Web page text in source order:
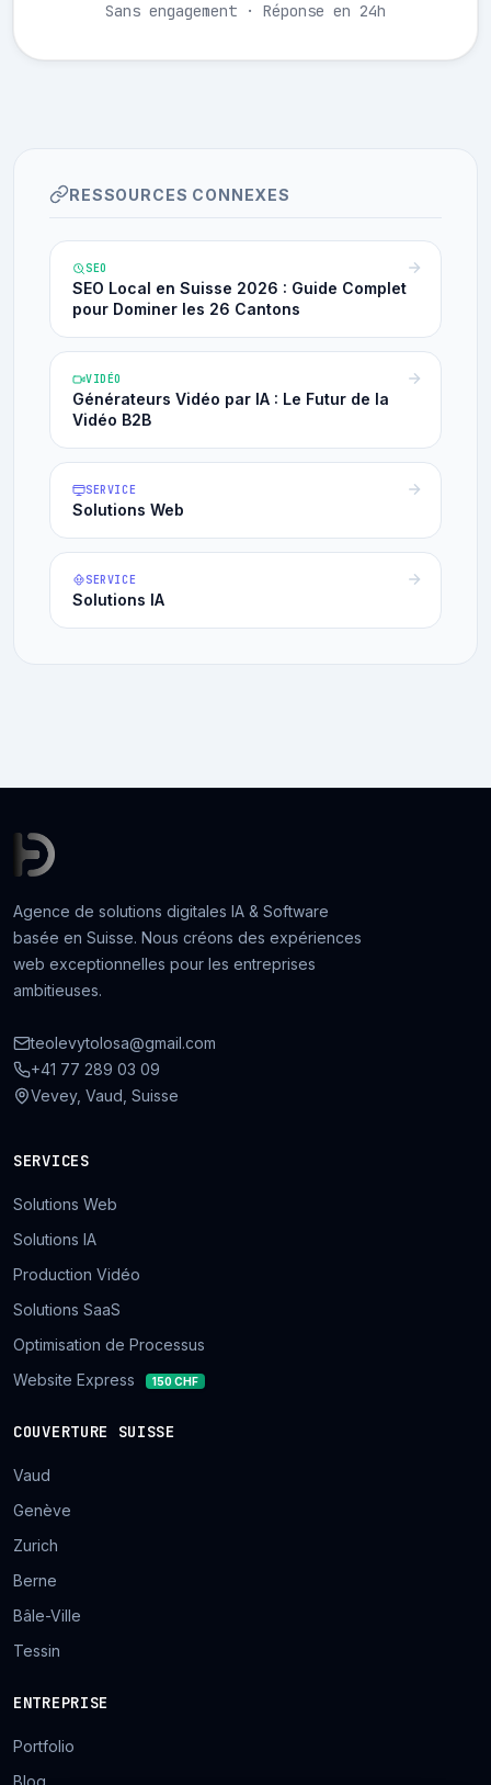
Sans engagement · Réponse en 24h
RESSOURCES CONNEXES
SEO
SEO Local en Suisse 2026 : Guide Complet
pour Dominer les 26 Cantons
VIDÉO
Générateurs Vidéo par IA : Le Futur de la
Vidéo B2B
SERVICE
Solutions Web
SERVICE
Solutions IA
Agence de solutions digitales IA & Software
basée en Suisse. Nous créons des expériences
web exceptionnelles pour les entreprises
ambitieuses.
teolevytolosa@gmail.com
+41 77 289 03 09
Vevey, Vaud, Suisse
SERVICES
Solutions Web
Solutions IA
Production Vidéo
Solutions SaaS
Optimisation de Processus
Website Express
150 CHF
COUVERTURE SUISSE
Vaud
Genève
Zurich
Berne
Bâle-Ville
Tessin
ENTREPRISE
Portfolio
Blog